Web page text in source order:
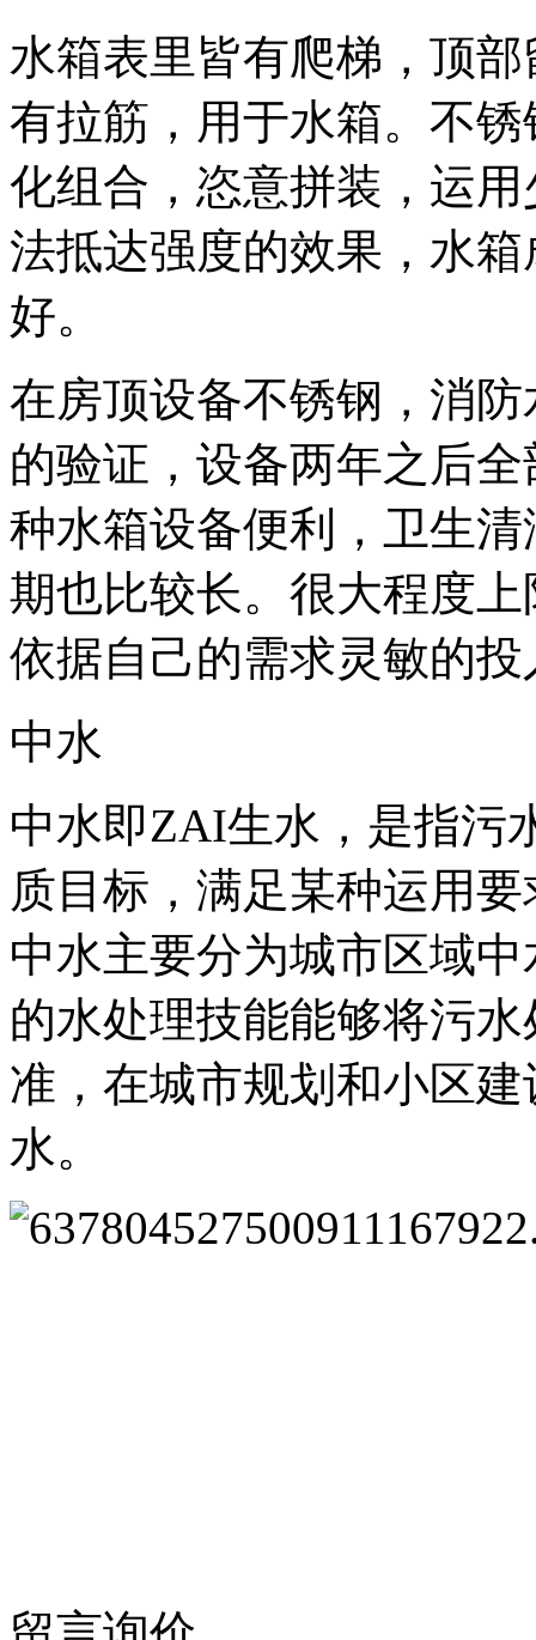
水箱表里皆有爬梯，顶
有拉筋，用于水箱。不
化组合，恣意拼装，运
法抵达强度的效果，水
好。
在房顶设备不锈钢，消
的验证，设备两年之后
种水箱设备便利，卫生
期也比较长。很大程度
依据自己的需求灵敏的
中水
中水即ZAI生水，是指污
质目标，满足某种运用
中水主要分为城市区域
的水处理技能能够将污
准，在城市规划和小区
水。